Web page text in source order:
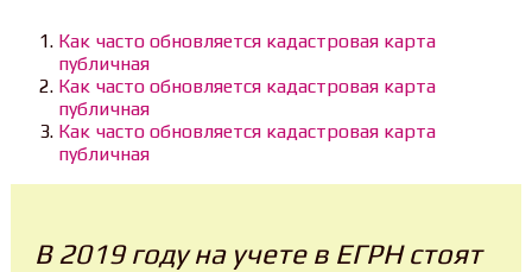
Как часто обновляется кадастровая карта
публичная
Как часто обновляется кадастровая карта
публичная
Как часто обновляется кадастровая карта
публичная
В 2019 году на учете в ЕГРН стоят